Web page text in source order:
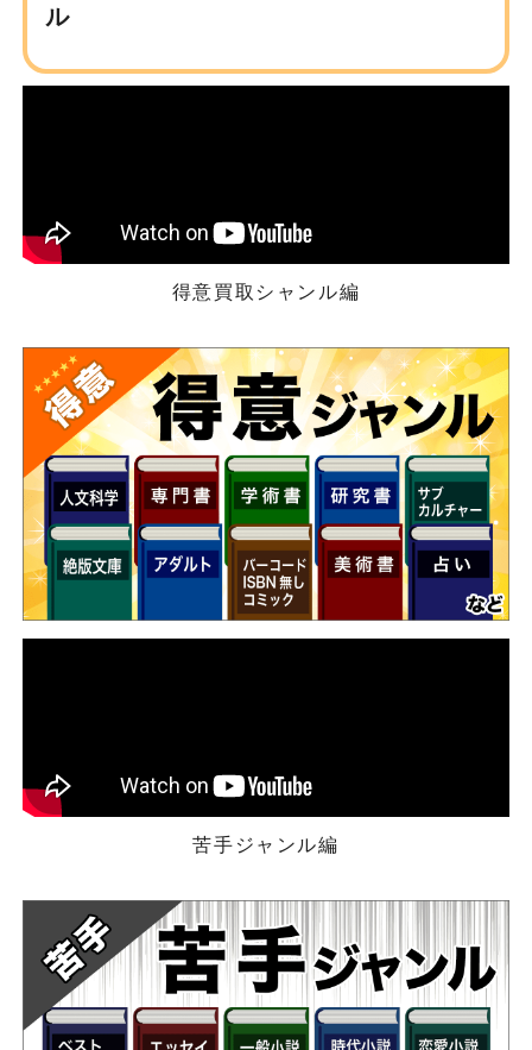
ル
得意買取シャンル編
苦手ジャンル編